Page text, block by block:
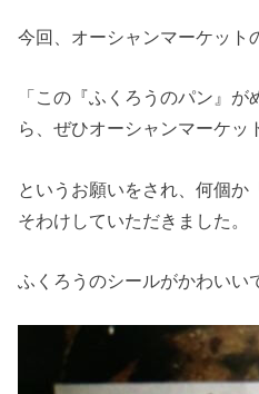
今回、オーシャンマーケット
「この『ふくろうのパン』
ら、ぜひオーシャンマーケッ
というお願いをされ、何個か
そわけしていただきました。
ふくろうのシールがかわいい